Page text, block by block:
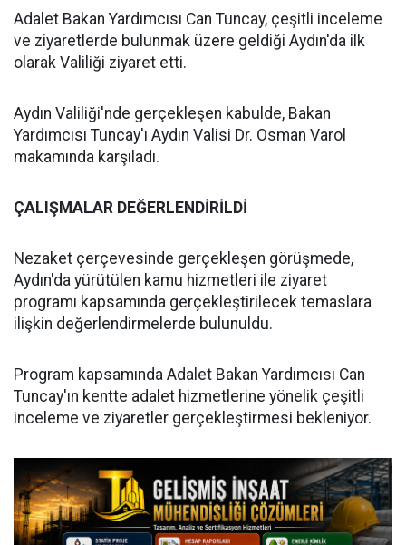
Adalet Bakan Yardımcısı Can Tuncay, çeşitli inceleme
ve ziyaretlerde bulunmak üzere geldiği Aydın'da ilk
olarak Valiliği ziyaret etti.
Aydın Valiliği'nde gerçekleşen kabulde, Bakan
Yardımcısı Tuncay'ı Aydın Valisi Dr. Osman Varol
makamında karşıladı.
ÇALIŞMALAR DEĞERLENDİRİLDİ
Nezaket çerçevesinde gerçekleşen görüşmede,
Aydın'da yürütülen kamu hizmetleri ile ziyaret
programı kapsamında gerçekleştirilecek temaslara
ilişkin değerlendirmelerde bulunuldu.
Program kapsamında Adalet Bakan Yardımcısı Can
Tuncay'ın kentte adalet hizmetlerine yönelik çeşitli
inceleme ve ziyaretler gerçekleştirmesi bekleniyor.